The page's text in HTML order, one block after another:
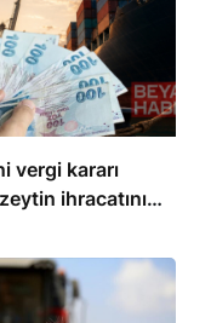
vergi kararı
ihracatını